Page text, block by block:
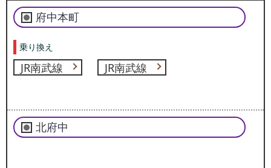
+
−
府中本町
乗り換え
JR南武線 JR南武線
北府中